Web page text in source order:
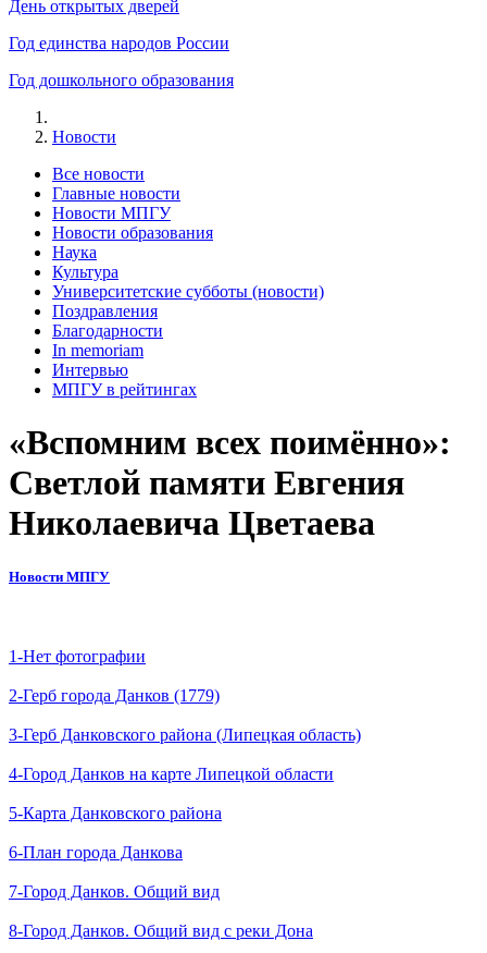
День открытых дверей
Год единства народов России
Год дошкольного образования
Новости
Все новости
Главные новости
Новости МПГУ
Новости образования
Наука
Культура
Университетские субботы (новости)
Поздравления
Благодарности
In memoriam
Интервью
МПГУ в рейтингах
«Вспомним всех поимённо»:
Светлой памяти Евгения
Николаевича Цветаева
Новости МПГУ
1-Нет фотографии
2-Герб города Данков (1779)
3-Герб Данковского района (Липецкая область)
4-Город Данков на карте Липецкой области
5-Карта Данковского района
6-План города Данкова
7-Город Данков. Общий вид
8-Город Данков. Общий вид с реки Дона